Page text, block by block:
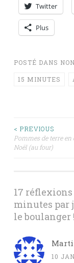
Twitter
Plus
POSTÉ DANS
15 MINUTES
des
< PREVIOUS
Pommes de terre
Noël (au four)
17 réflexions
minutes par
le boulanger !
10